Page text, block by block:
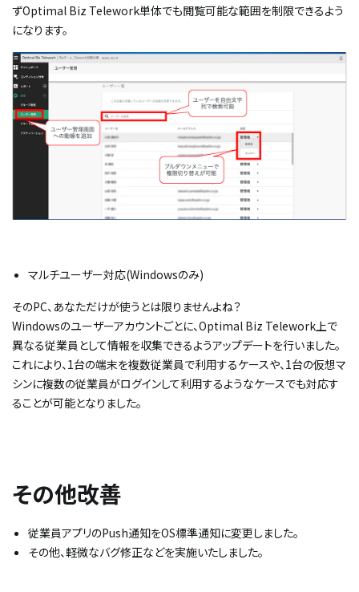
ずOptimal Biz Telework単体でも閲覧可能な範囲を制限できるよう
になります。
マルチユーザー対応(Windowsのみ)​
そのPC、あなただけが使うとは限りませんよね？
Windowsのユーザーアカウントごとに、Optimal Biz Telework上で
異なる従業員として情報を収集できるようアップデートを行いました。
これにより、1台の端末を複数従業員で利用するケースや、1台の仮想マ
シンに複数の従業員がログインして利用するようなケースでも対応す
ることが可能となりました。
その他改善
従業員アプリのPush通知をOS標準通知に変更しました。​
その他、軽微なバグ修正などを実施いたしました。